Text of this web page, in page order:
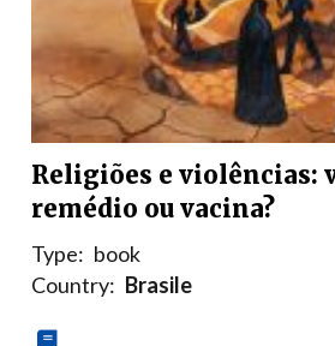
Religiões e violências:
remédio ou vacina?
Type: book
Country: Brasile